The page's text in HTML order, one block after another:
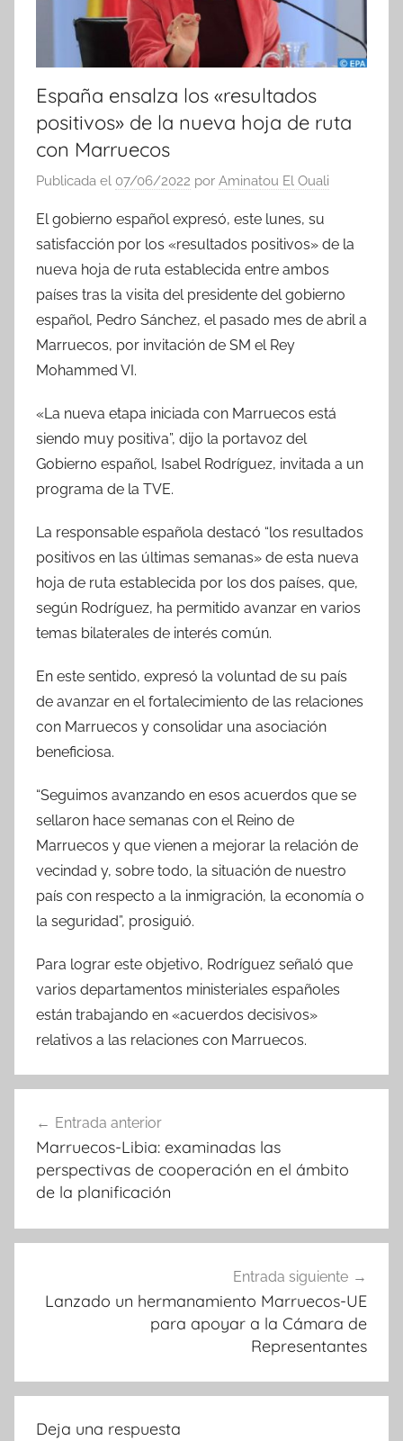
España ensalza los «resultados
positivos» de la nueva hoja de ruta
con Marruecos
Publicada el 07/06/2022 por Aminatou El Ouali
El gobierno español expresó, este lunes, su
satisfacción por los «resultados positivos» de la
nueva hoja de ruta establecida entre ambos
países tras la visita del presidente del gobierno
español, Pedro Sánchez, el pasado mes de abril a
Marruecos, por invitación de SM el Rey
Mohammed VI.
«La nueva etapa iniciada con Marruecos está
siendo muy positiva”, dijo la portavoz del
Gobierno español, Isabel Rodríguez, invitada a un
programa de la TVE.
La responsable española destacó “los resultados
positivos en las últimas semanas» de esta nueva
hoja de ruta establecida por los dos países, que,
según Rodríguez, ha permitido avanzar en varios
temas bilaterales de interés común.
En este sentido, expresó la voluntad de su país
de avanzar en el fortalecimiento de las relaciones
con Marruecos y consolidar una asociación
beneficiosa.
“Seguimos avanzando en esos acuerdos que se
sellaron hace semanas con el Reino de
Marruecos y que vienen a mejorar la relación de
vecindad y, sobre todo, la situación de nuestro
país con respecto a la inmigración, la economía o
la seguridad”, prosiguió.
Para lograr este objetivo, Rodríguez señaló que
varios departamentos ministeriales españoles
están trabajando en «acuerdos decisivos»
relativos a las relaciones con Marruecos.
de
entradas
Entrada anterior
Marruecos-Libia: examinadas las
perspectivas de cooperación en el ámbito
de la planificación
Entrada siguiente
Lanzado un hermanamiento Marruecos-UE
para apoyar a la Cámara de
Representantes
Deja una respuesta